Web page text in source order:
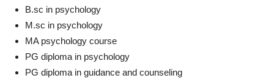
B.sc in psychology
M.sc in psychology
MA psychology course
PG diploma in psychology
PG diploma in guidance and counseling